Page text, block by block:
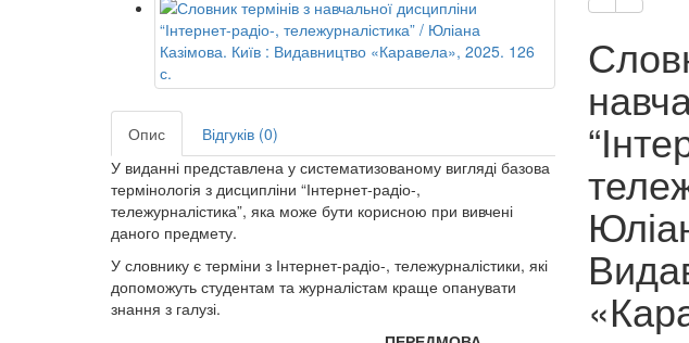
Опис
Відгуків (0)
У виданні представлена у систематизованому вигляді базова
термінологія з дисципліни “Інтернет-радіо-,
тележурналістика”, яка може бути корисною при вивчені
даного предмету.
У словнику є терміни з Інтернет-радіо-, тележурналістики, які
допоможуть студентам та журналістам краще опанувати
знання з галузі.